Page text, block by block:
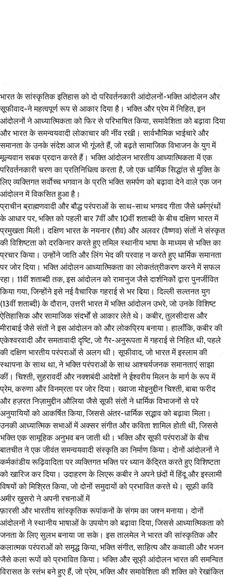
भारत के सांस्कृतिक इतिहास को दो परिवर्तनकारी आंदोलनों-भक्ति आंदोलन और
सूफीवाद-ने महत्वपूर्ण रूप से आकार दिया है। भक्ति और प्रेम में निहित, इन
आंदोलनों ने आध्यात्मिकता को फिर से परिभाषित किया, समावेशिता को बढ़ावा दिया
और भारत के समन्वयवादी लोकाचार की नींव रखी। सार्वभौमिक भाईचारे और
समानता के उनके संदेश आज भी गूंजते हैं, जो बढ़ते सामाजिक विभाजन के युग में
मूल्यवान सबक प्रदान करते हैं। भक्ति आंदोलन भारतीय आध्यात्मिकता में एक
परिवर्तनकारी चरण का प्रतिनिधित्व करता है, जो एक धार्मिक सिद्धांत से मुक्ति के
लिए व्यक्तिगत सर्वाेच्च भगवान के प्रति भक्ति समर्पण को बढ़ावा देने वाले एक जन
आंदोलन में विकसित हुआ है।
प्राचीन ब्राह्मणवादी और बौद्ध परंपराओं के साथ-साथ भगवद गीता जैसे धर्मग्रंथों
के आधार पर, भक्ति को पहली बार 7वीं और 10वीं शताब्दी के बीच दक्षिण भारत में
प्रमुखता मिली। दक्षिण भारत के नयनार (शैव) और अलवर (वैष्णव) संतों ने संस्कृत
की विशिष्टता को दरकिनार करते हुए तमिल स्थानीय भाषा के माध्यम से भक्ति का
प्रचार किया। उन्होंने जाति और लिंग भेद की परवाह न करते हुए धार्मिक समानता
पर जोर दिया। भक्ति आंदोलन आध्यात्मिकता का लोकतंत्रीकरण करने में सफल
रहा। 11वीं शताब्दी तक, इस आंदोलन को रामानुज जैसे दार्शनिकों द्वारा पुनर्जीवित
किया गया, जिन्होंने इसे नई वैचारिक गहराई से भर दिया। दिल्ली सल्तनत युग
(13वीं शताब्दी) के दौरान, उत्तरी भारत में भक्ति आंदोलन उभरे, जो उनके विशिष्ट
ऐतिहासिक और सामाजिक संदर्भों से आकार लेते थे। कबीर, तुलसीदास और
मीराबाई जैसे संतों ने इस आंदोलन को और लोकप्रिय बनाया। हालाँकि, कबीर की
एकेश्वरवादी और समतावादी दृष्टि, जो गैर-अनुरूपता में गहराई से निहित थी, पहले
की दक्षिण भारतीय परंपराओं से अलग थी। सूफीवाद, जो भारत में इस्लाम की
स्थापना के साथ था, ने भक्ति परंपराओं के साथ आश्चर्यजनक समानताएं साझा
कीं। चिश्ती, सुहरावर्दी और नक्शबंदी आदेशों ने ईश्वरीय मिलन के मार्ग के रूप में
प्रेम, करुणा और विनम्रता पर जोर दिया। ख्वाजा मोइनुद्दीन चिश्ती, बाबा फरीद
और हज़रत निज़ामुद्दीन औलिया जैसे सूफी संतों ने धार्मिक विभाजनों से परे
अनुयायियों को आकर्षित किया, जिससे अंतर-धार्मिक सद्भाव को बढ़ावा मिला।
उनकी आध्यात्मिक सभाओं में अक्सर संगीत और कविता शामिल होती थी, जिससे
भक्ति एक सामूहिक अनुभव बन जाती थी। भक्ति और सूफी परंपराओं के बीच
बातचीत ने एक जीवंत समन्वयवादी संस्कृति का निर्माण किया। दोनों आंदोलनों ने
कर्मकांडीय रूढ़िवादिता पर व्यक्तिगत भक्ति पर ध्यान केंद्रित करते हुए विशिष्टता
को खारिज कर दिया। उदाहरण के लिएरू कबीर ने अपने छंदों में हिंदू और इस्लामी
विषयों को मिश्रित किया, जो दोनों समुदायों को प्रभावित करते थे। सूफ़ी कवि
अमीर ख़ुसरो ने अपनी रचनाओं में
फ़ारसी और भारतीय सांस्कृतिक रूपांकनों के संगम का जश्न मनाया। दोनों
आंदोलनों ने स्थानीय भाषाओं के उपयोग को बढ़ावा दिया, जिससे आध्यात्मिकता को
जनता के लिए सुलभ बनाया जा सके। इस तालमेल ने भारत की सांस्कृतिक और
कलात्मक परंपराओं को समृद्ध किया, भक्ति संगीत, साहित्य और कव्वाली और भजन
जैसे कला रूपों को प्रभावित किया। भक्ति और सूफी आंदोलन भारत की समन्वित
विरासत के स्तंभ बने हुए हैं, जो प्रेम, भक्ति और समावेशिता की शक्ति को रेखांकित